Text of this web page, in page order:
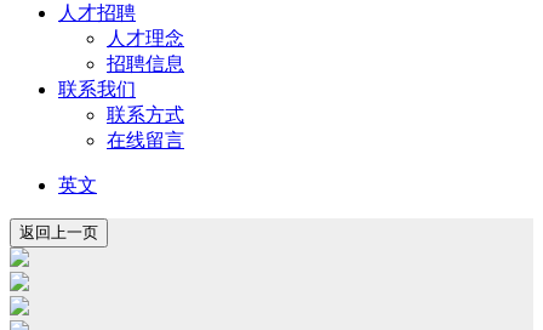
人才招聘
人才理念
招聘信息
联系我们
联系方式
在线留言
英文